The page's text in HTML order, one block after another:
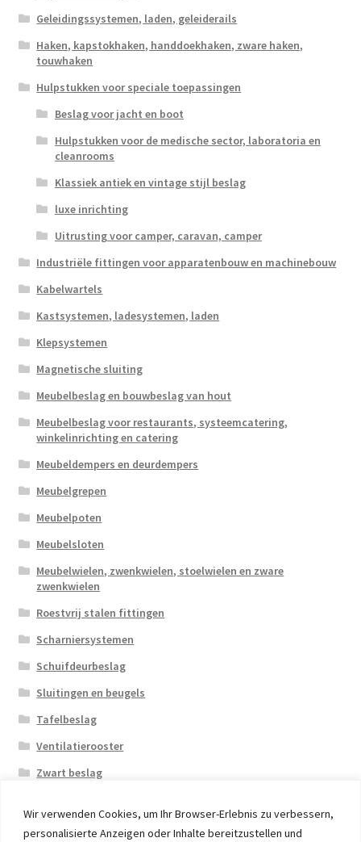
Wir verwenden Cookies, um Ihr Browser-Erlebnis zu verbessern,
personalisierte Anzeigen oder Inhalte bereitzustellen und
Geleidingssystemen, laden, geleiderails
Haken, kapstokhaken, handdoekhaken, zware haken,
touwhaken
Hulpstukken voor speciale toepassingen
Beslag voor jacht en boot
Hulpstukken voor de medische sector, laboratoria en
cleanrooms
Klassiek antiek en vintage stijl beslag
luxe inrichting
Uitrusting voor camper, caravan, camper
Industriële fittingen voor apparatenbouw en machinebouw
Kabelwartels
Kastsystemen, ladesystemen, laden
Klepsystemen
Magnetische sluiting
Meubelbeslag en bouwbeslag van hout
Meubelbeslag voor restaurants, systeemcatering,
winkelinrichting en catering
Meubeldempers en deurdempers
Meubelgrepen
Meubelpoten
Meubelsloten
Meubelwielen, zwenkwielen, stoelwielen en zware
zwenkwielen
Roestvrij stalen fittingen
Scharniersystemen
Schuifdeurbeslag
Sluitingen en beugels
Tafelbeslag
Ventilatierooster
Zwart beslag